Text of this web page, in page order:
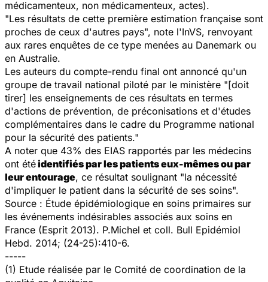
médicamenteux, non médicamenteux, actes).
"Les résultats de cette première estimation française sont
proches de ceux d'autres pays", note l'InVS, renvoyant
aux rares enquêtes de ce type menées au Danemark ou
en Australie.
Les auteurs du compte-rendu final ont annoncé qu'un
groupe de travail national piloté par le ministère "[doit
tirer] les enseignements de ces résultats en termes
d'actions de prévention, de préconisations et d'études
complémentaires dans le cadre du Programme national
pour la sécurité des patients."
A noter que 43% des EIAS rapportés par les médecins
ont étéidentifiés par les patients eux-mêmes ou par
leur entourage, ce résultat soulignant "la nécessité
d'impliquer le patient dans la sécurité de ses soins".
Source : Étude épidémiologique en soins primaires sur
les événements indésirables associés aux soins en
France (Esprit 2013). P.Michel et coll. Bull Epidémiol
Hebd. 2014; (24-25):410-6.
-----
(1) Etude réalisée par le Comité de coordination de la